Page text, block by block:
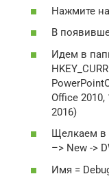
Нажмите
В
Идем в
Office 2010,
2016)
Щелкаем в
–> New ->
Имя =